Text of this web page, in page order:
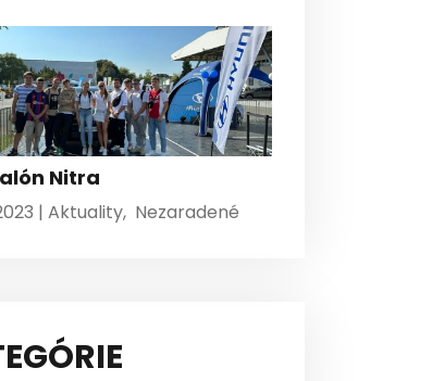
Nitra
| Aktuality, Nezaradené